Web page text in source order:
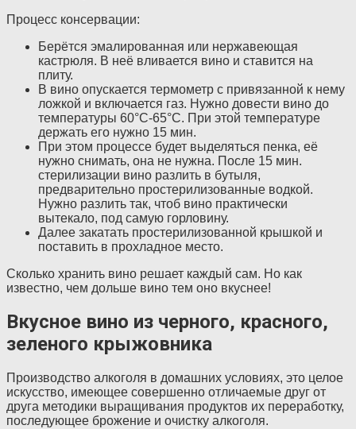
Процесс консервации:
Берётся эмалированная или нержавеющая
кастрюля. В неё вливается вино и ставится на
плиту.
В вино опускается термометр с привязанной к нему
ложкой и включается газ. Нужно довести вино до
температуры 60°C-65°C. При этой температуре
держать его нужно 15 мин.
При этом процессе будет выделяться пенка, её
нужно снимать, она не нужна. После 15 мин.
стерилизации вино разлить в бутыля,
предварительно простерилизованные водкой.
Нужно разлить так, чтоб вино практически
вытекало, под самую горловину.
Далее закатать простерилизованной крышкой и
поставить в прохладное место.
Сколько хранить вино решает каждый сам. Но как
известно, чем дольше вино тем оно вкуснее!
Вкусное вино из черного, красного,
зеленого крыжовника
Производство алкоголя в домашних условиях, это целое
искусство, имеющее совершенно отличаемые друг от
друга методики выращивания продуктов их переработку,
последующее брожение и очистку алкоголя.